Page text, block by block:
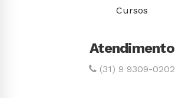
Cursos
Atendimento
(31) 9 9309-0202